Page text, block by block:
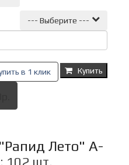
--- Выберите ---
в 1 клик Купить
Лето" A-
102 шт.